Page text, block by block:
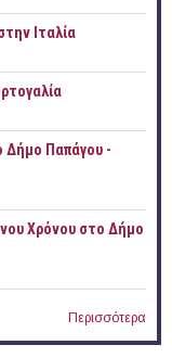
Ιταλία
Δήμο Παπάγου -
Χρόνου στο Δήμο
Περισσότερα